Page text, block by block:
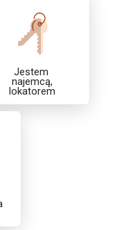
Jestem
najemcą,
lokatorem